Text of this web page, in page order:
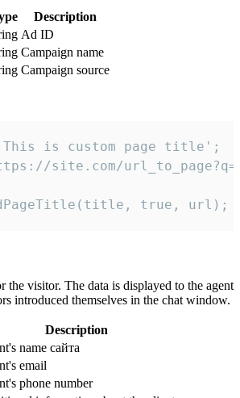
Description
Ad ID
Campaign name
Campaign source
is custom page title';
site.com/
true, url);
the visitor. The data is displayed to the agent
introduced themselves in the chat window.
Description
name сайта
email
phone number